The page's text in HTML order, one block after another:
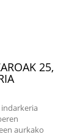
25,
aurkako